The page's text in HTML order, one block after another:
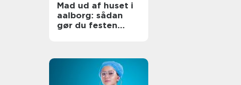
Mad ud af huset i
aalborg: sådan
gør du festen